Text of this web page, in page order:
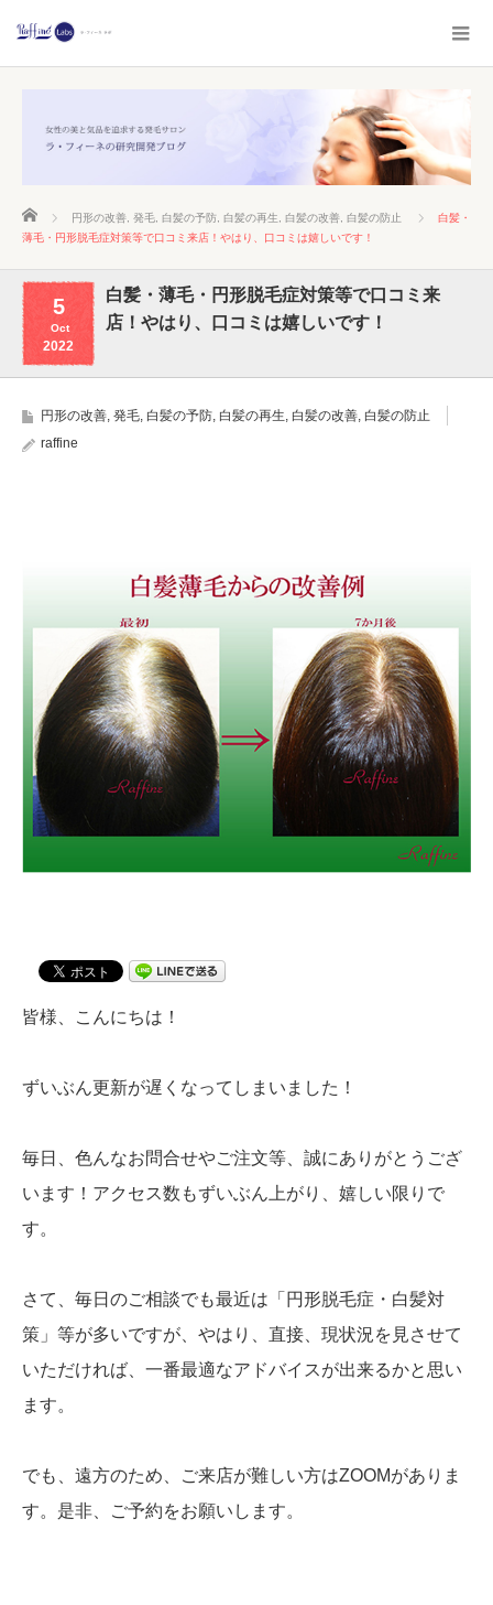
ホーム 円形の改善 発毛 白髪の予防 白髪の再生 白髪の改善 白髪の防止
白髪・
薄毛・円形脱毛症対策等で口コミ来店！やはり、口コミは嬉しいです！
5
Oct
2022
白髪・薄毛・円形脱毛症対策等で口コミ来
店！やはり、口コミは嬉しいです！
円形の改善 発毛 白髪の予防 白髪の再生 白髪の改善 白髪の防止
raffine
皆様、こんにちは！
ずいぶん更新が遅くなってしまいました！
毎日、色んなお問合せやご注文等、誠にありがとうござ
います！アクセス数もずいぶん上がり、嬉しい限りで
す。
さて、毎日のご相談でも最近は「円形脱毛症・白髪対
策」等が多いですが、やはり、直接、現状況を見させて
いただければ、一番最適なアドバイスが出来るかと思い
ます。
でも、遠方のため、ご来店が難しい方はZOOMがありま
す。是非、ご予約をお願いします。